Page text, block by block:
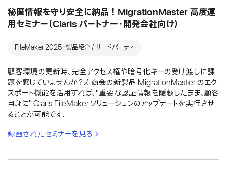
秘匿情報を守り安全に納品！MigrationMaster 高度運
用セミナー（Claris パートナー・開発会社向け）
FileMaker 2025：製品紹介 / サードパーティ
顧客環境の更新時、完全アクセス権や暗号化キーの受け渡しに課
題を感じていませんか？寿商会の新製品 MigrationMaster のエク
スポート機能を活用すれば、"重要な認証情報を隠蔽したまま、顧客
自身に" Claris FileMaker ソリューションのアップデートを実行させ
ることが可能です。
録画されたセミナーを見る